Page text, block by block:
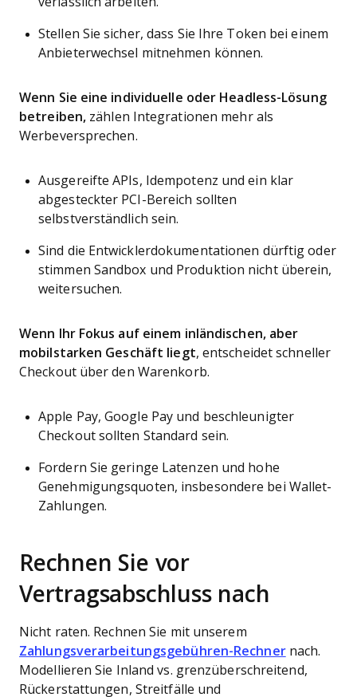
Stellen Sie sicher, dass Sie Ihre Token bei einem
Anbieterwechsel mitnehmen können.
Wenn Sie eine individuelle oder Headless-Lösung
betreiben, zählen Integrationen mehr als
Werbeversprechen.
Ausgereifte APIs, Idempotenz und ein klar
abgesteckter PCI-Bereich sollten
selbstverständlich sein.
Sind die Entwicklerdokumentationen dürftig oder
stimmen Sandbox und Produktion nicht überein,
weitersuchen.
Wenn Ihr Fokus auf einem inländischen, aber
mobilstarken Geschäft liegt, entscheidet schneller
Checkout über den Warenkorb.
Apple Pay, Google Pay und beschleunigter
Checkout sollten Standard sein.
Fordern Sie geringe Latenzen und hohe
Genehmigungsquoten, insbesondere bei Wallet-
Zahlungen.
Rechnen Sie vor
Vertragsabschluss nach
Nicht raten. Rechnen Sie mit unserem
Zahlungsverarbeitungsgebühren-Rechnernach.
Modellieren Sie Inland vs. grenzüberschreitend,
Rückerstattungen, Streitfälle und